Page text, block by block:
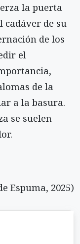
la puerta
cadáver de su
de los
el
de la
a la basura.
se suelen
Espuma, 2025)